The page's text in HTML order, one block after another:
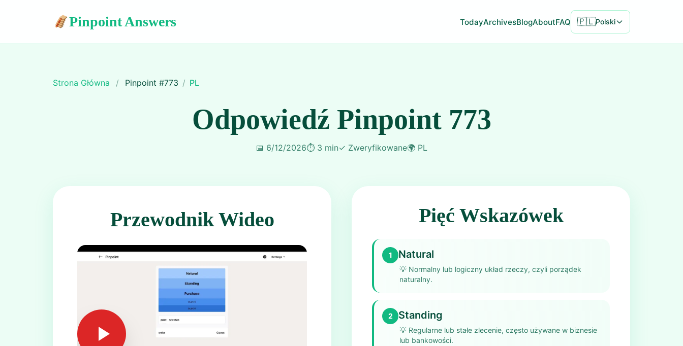
Pinpoint Answers TodayArchivesBlogAboutFAQ 🇵🇱Polski
Strona Główna / Pinpoint #773 / PL
Odpowiedź Pinpoint 773
📅 6/12/2026⏱️ 3 min✓ Zweryfikowane🌍 PL
Przewodnik Wideo Pięć Wskazówek
1 Natural
💡 Normalny lub logiczny układ rzeczy, czyli porządek
naturalny.
2 Standing
💡 Regularne lub stałe zlecenie, często używane w biznesie
lub bankowości.